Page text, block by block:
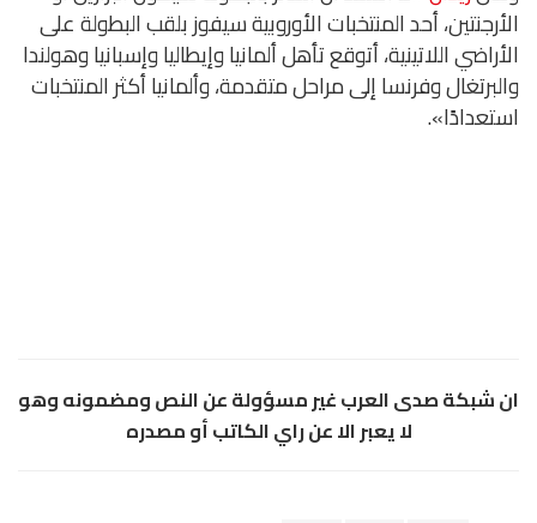
الأرجنتين، أحد المنتخبات الأوروبية سيفوز بلقب البطولة على
الأراضي اللاتينية، أتوقع تأهل ألمانيا وإيطاليا وإسبانيا وهولندا
والبرتغال وفرنسا إلى مراحل متقدمة، وألمانيا أكثر المنتخبات
استعدادًا».
ان شبكة صدى العرب غير مسؤولة عن النص ومضمونه وهو
لا يعبر الا عن راي الكاتب أو مصدره